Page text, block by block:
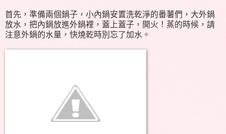
首先，準備兩個鍋子，小內鍋安置洗乾淨的番薯們，大外鍋
放水，把內鍋放進外鍋裡，蓋上蓋子，開火！蒸的時候，請
注意外鍋的水量，快燒乾時別忘了加水。